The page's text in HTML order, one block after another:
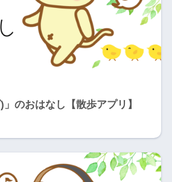
」のおはなし【散歩アプリ】